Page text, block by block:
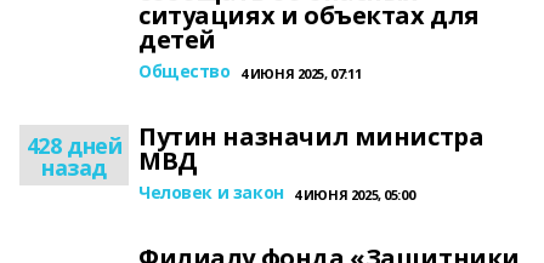
ситуациях и объектах для
детей
Общество 4 ИЮНЯ 2025, 07:11
428 дней
назад
Путин назначил министра
МВД
Человек и закон 4 ИЮНЯ 2025, 05:00